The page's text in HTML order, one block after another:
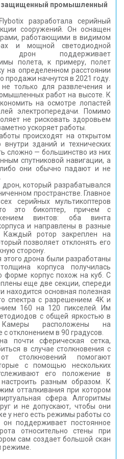
защищенный промышленный
разработала серийный
сооружений. Он оснащен
работающими в видимом
и мощной светодиодной
дрон поддерживает
полета, к примеру, полет
на определенном расстоянии
продажи начнутся в 2021 году.
только для развлечения и
работ на высоте. К
на осмотре лопастей
электропередачи. Помимо
не рисковать здоровьем
ускоряет работы.
происходят на открытом
внутри зданий и технических
сложно — большинство из них
спутниковой навигации, а
они обычно падают и не
который разрабатывался
пространстве. Главное
серийных мультикоптеров
это бикоптер, причем с
винтов: оба винта
и направлены в разные
ротор закреплен на
позволяет отклонять его
сторону.
этого дрона были разработаны
корпуса получилась
форме корпус похож на куб. С
еще две секции, спереди
находится основная полезная
спектра с разрешением 4K и
160 на 120 пикселей. Им
с общей яркостью в
расположены на
отклонением в 90 градусов.
почти сферическая сетка,
в случае столкновения с
столкновений помогают
с помощью нескольких
его положение в
разным образом. К
отталкивания при котором
сфера. Алгоритмы
и не допускают, чтобы они
у него есть режимы работы со
поддерживает постоянное
относительно стены при
сам создает большой скан
режиме.